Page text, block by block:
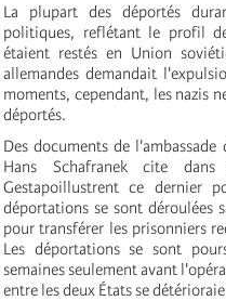
La plupart des déportés
politiques, reflétant le profil
étaient restés en Union
allemandes demandait
moments, cependant, les nazis
déportés.
Des documents de
Hans Schafranek cite
Gestapoillustrent ce dernier
déportations se sont déroulées
pour transférer les prisonniers
Les déportations se sont
semaines seulement avant
entre les deux États se